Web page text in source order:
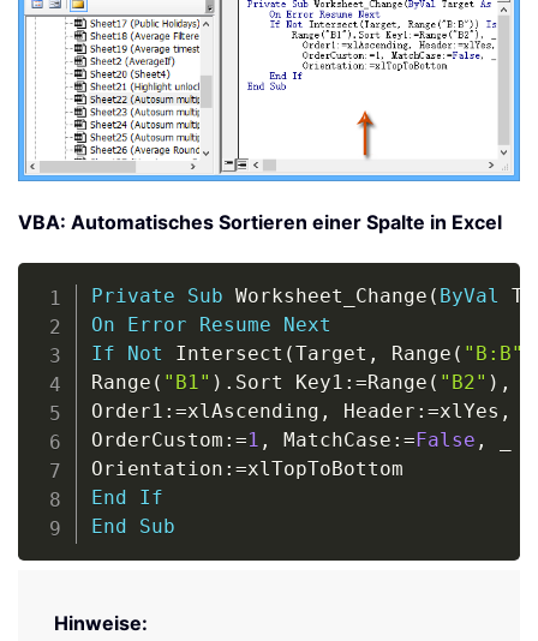
VBA: Automatisches Sortieren einer Spalte in Excel
Private Sub Worksheet_Change ( ByVal
On
Error Resume
Next
If
Not Intersect (Target , Range ( "B:B"
Range ( "B1" ) . Sort Key1 : =Range ( "B2" ) ,
Order1 : =xlAscending , Header : =xlYes ,
OrderCustom : =1 , MatchCase : = False ,
Orientation : =
End
If
End
Sub
Copy
Hinweise: